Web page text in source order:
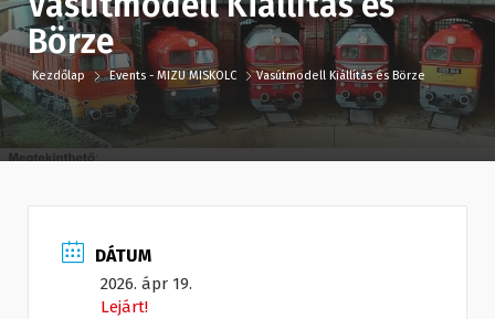
Börze
Kezdőlap Events - MIZU MISKOLC Vasútmodell Kiállítás és Börze
DÁTUM
2026. ápr 19.
Lejárt!